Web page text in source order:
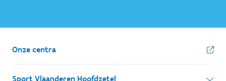
Onze centra
Sport Vlaanderen Hoofdzetel